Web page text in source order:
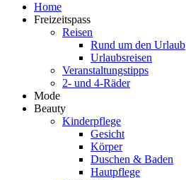
Home
Freizeitspass
Reisen
Rund um den Urlaub
Urlaubsreisen
Veranstaltungstipps
2- und 4-Räder
Mode
Beauty
Kinderpflege
Gesicht
Körper
Duschen & Baden
Hautpflege